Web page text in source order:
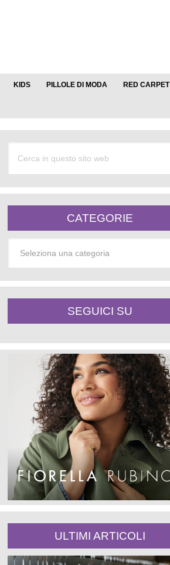
KIDS PILLOLE DI MODA RED CARPET
CATEGORIE
SEGUICI SU
ULTIMI ARTICOLI